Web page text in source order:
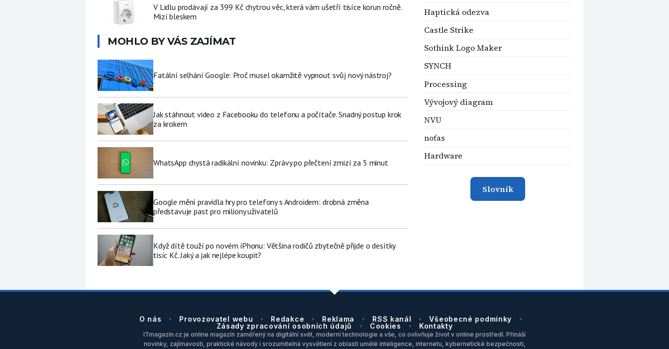
V Lidlu prodávají za 399 Kč chytrou věc, která vám ušetří tisíce korun ročně.
Mizí bleskem
MOHLO BY VÁS ZAJÍMAT
Fatální selhání Google: Proč musel okamžitě vypnout svůj nový nástroj?
Jak stáhnout video z Facebooku do telefonu a počítače. Snadný postup krok
za krokem
WhatsApp chystá radikální novinku: Zprávy po přečtení zmizí za 5 minut
Google mění pravidla hry pro telefony s Androidem: drobná změna
představuje past pro miliony uživatelů
Když dítě touží po novém iPhonu: Většina rodičů zbytečně přijde o desítky
tisíc Kč. Jaký a jak nejlépe koupit?
Haptická odezva
Castle Strike
Sothink Logo Maker
SYNCH
Processing
Vývojový diagram
NVU
noťas
Hardware
Slovník
O nás Provozovatel webu Redakce Reklama RSS kanál
Všeobecné podmínky
Zásady zpracování osobních údajů
Cookies Kontakty
ITmagazin.cz je online magazín zaměřený na digitální svět, moderní technologie a vše, co ovlivňuje život v online prostředí. Přináší
novinky, zajímavosti, praktické návody i srozumitelná vysvětlení z oblasti umělé inteligence, internetu, kybernetické bezpečnosti,